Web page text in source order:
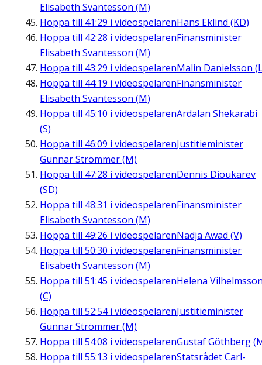
Elisabeth Svantesson (M)
Hoppa till 41:29 i videospelarenHans Eklind (KD)
Hoppa till 42:28 i videospelarenFinansminister
Elisabeth Svantesson (M)
Hoppa till 43:29 i videospelarenMalin Danielsson
Hoppa till 44:19 i videospelarenFinansminister
Elisabeth Svantesson (M)
Hoppa till 45:10 i videospelarenArdalan Shekarabi
(S)
Hoppa till 46:09 i videospelarenJustitieminister
Gunnar Strömmer (M)
Hoppa till 47:28 i videospelarenDennis Dioukarev
(SD)
Hoppa till 48:31 i videospelarenFinansminister
Elisabeth Svantesson (M)
Hoppa till 49:26 i videospelarenNadja Awad (V)
Hoppa till 50:30 i videospelarenFinansminister
Elisabeth Svantesson (M)
Hoppa till 51:45 i videospelarenHelena
(C)
Hoppa till 52:54i videospelarenJustitieminister
Gunnar Strömmer (M)
Hoppa till 54:08 i videospelarenGustaf Göthberg
Hoppa till 55:13 i videospelarenStatsrådet Carl-